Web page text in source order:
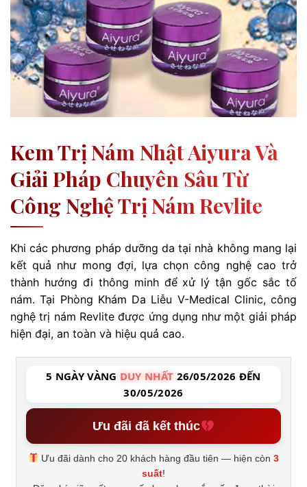
Kem Trị Nám Nhật Aiyura Và
Giải Pháp Chuyên Sâu Từ
Công Nghệ Trị Nám Revlite
Khi các phương pháp dưỡng da tại nhà không mang lại
kết quả như mong đợi, lựa chọn công nghệ cao trở
thành hướng đi thông minh để xử lý tận gốc sắc tố
nám. Tại Phòng Khám Da Liễu V-Medical Clinic, công
nghệ trị nám Revlite được ứng dụng như một giải pháp
hiện đại, an toàn và hiệu quả cao.
5 NGÀY VÀNG DUY NHẤT 26/05/2026 ĐẾN
30/05/2026
Ưu đãi đã kết thúc
Ưu đãi dành cho 20 khách hàng đầu tiên — hiện còn3
suất!